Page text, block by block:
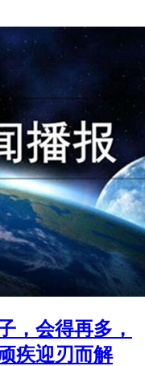
，会得再多，
疾迎刃而解